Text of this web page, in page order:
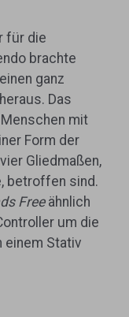
für die
brachte
ganz
Das
mit
Form der
Gliedmaßen,
betroffen sind.
Free ähnlich
um die
einem Stativ